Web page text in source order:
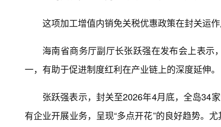
这项加工增值内销免关税优惠政策在封关运
海南省商务厅副厅长张跃强在发布会上表
一，有助于促进制度红利在产业链上的深度延伸。
张跃强表示，封关至2026年4月底，全岛34
有企业开展业务，呈现“多点开花”的良好趋势。